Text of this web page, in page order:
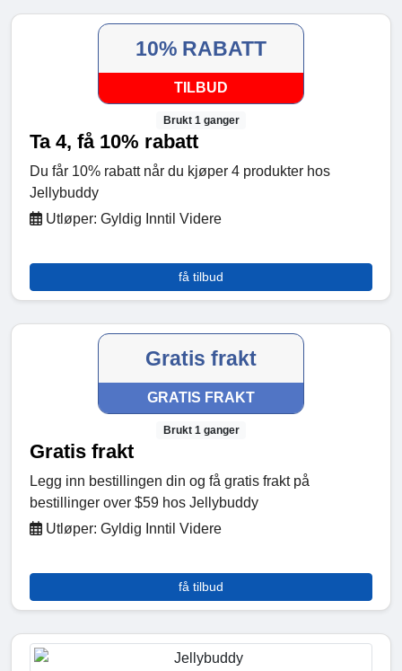
10% RABATT
TILBUD
Brukt 1 ganger
Ta 4, få 10% rabatt
Du får 10% rabatt når du kjøper 4 produkter hos
Jellybuddy
Utløper: Gyldig Inntil Videre
få tilbud
Gratis frakt
GRATIS FRAKT
Brukt 1 ganger
Gratis frakt
Legg inn bestillingen din og få gratis frakt på
bestillinger over $59 hos Jellybuddy
Utløper: Gyldig Inntil Videre
få tilbud